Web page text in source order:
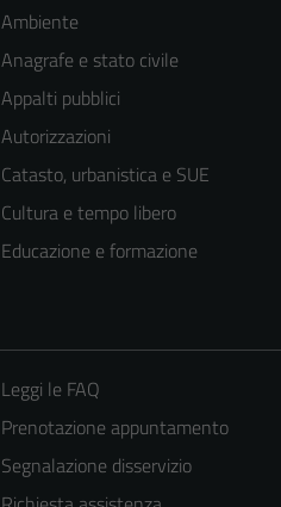
Ambiente
Anagrafe e stato civile
Appalti pubblici
Autorizzazioni
Catasto, urbanistica e SUE
Cultura e tempo libero
Educazione e formazione
Leggi le FAQ
Prenotazione appuntamento
Segnalazione disservizio